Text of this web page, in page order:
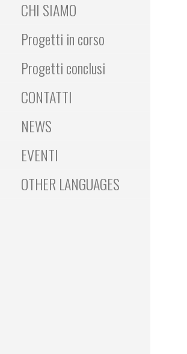
CHI SIAMO
Progetti in corso
Progetti conclusi
CONTATTI
NEWS
EVENTI
OTHER LANGUAGES